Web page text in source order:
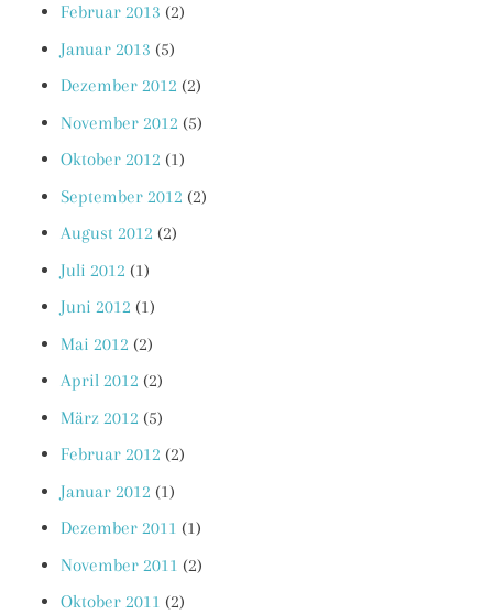
Februar 2013 (2)
Januar 2013 (5)
Dezember 2012 (2)
November 2012 (5)
Oktober 2012 (1)
September 2012 (2)
August 2012 (2)
Juli 2012 (1)
Juni 2012 (1)
Mai 2012 (2)
April 2012 (2)
März 2012 (5)
Februar 2012 (2)
Januar 2012 (1)
Dezember 2011 (1)
November 2011 (2)
Oktober 2011 (2)